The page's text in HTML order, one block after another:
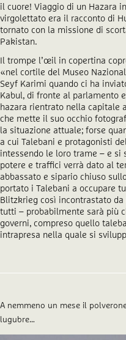
il cuore! Viaggio di un Hazara
virgolettato era il racconto di
tornato con la missione di
Pakistan.
Il trompe l’œil in copertina
«nel cortile del Museo
Seyf Karimi quando ci ha
Kabul, di fronte al parlamento
hazara rientrato nella capitale
che mette il suo occhio
la situazione attuale; forse
a cui Talebani e protagonisti
intessendo le loro trame – e si
potere e traffici verrà dato al
abbassato e sipario chiuso
portato i Talebani a occupare
Blitzkrieg così incontrastato
tutti – probabilmente sarà più
governi, compreso quello
intrapresa nella quale si
A nemmeno un mese il
lugubre…